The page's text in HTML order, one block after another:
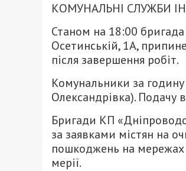
КОМУНАЛЬНІ СЛУЖБИ
Станом на 18:00
Осетинській, 1А,
після завершення робіт.
Комунальники за
Олександрівка).
Бригади КП
за заявками містян на
пошкоджень на мережах
мерії.